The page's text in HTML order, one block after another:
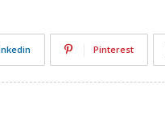
Pinterest